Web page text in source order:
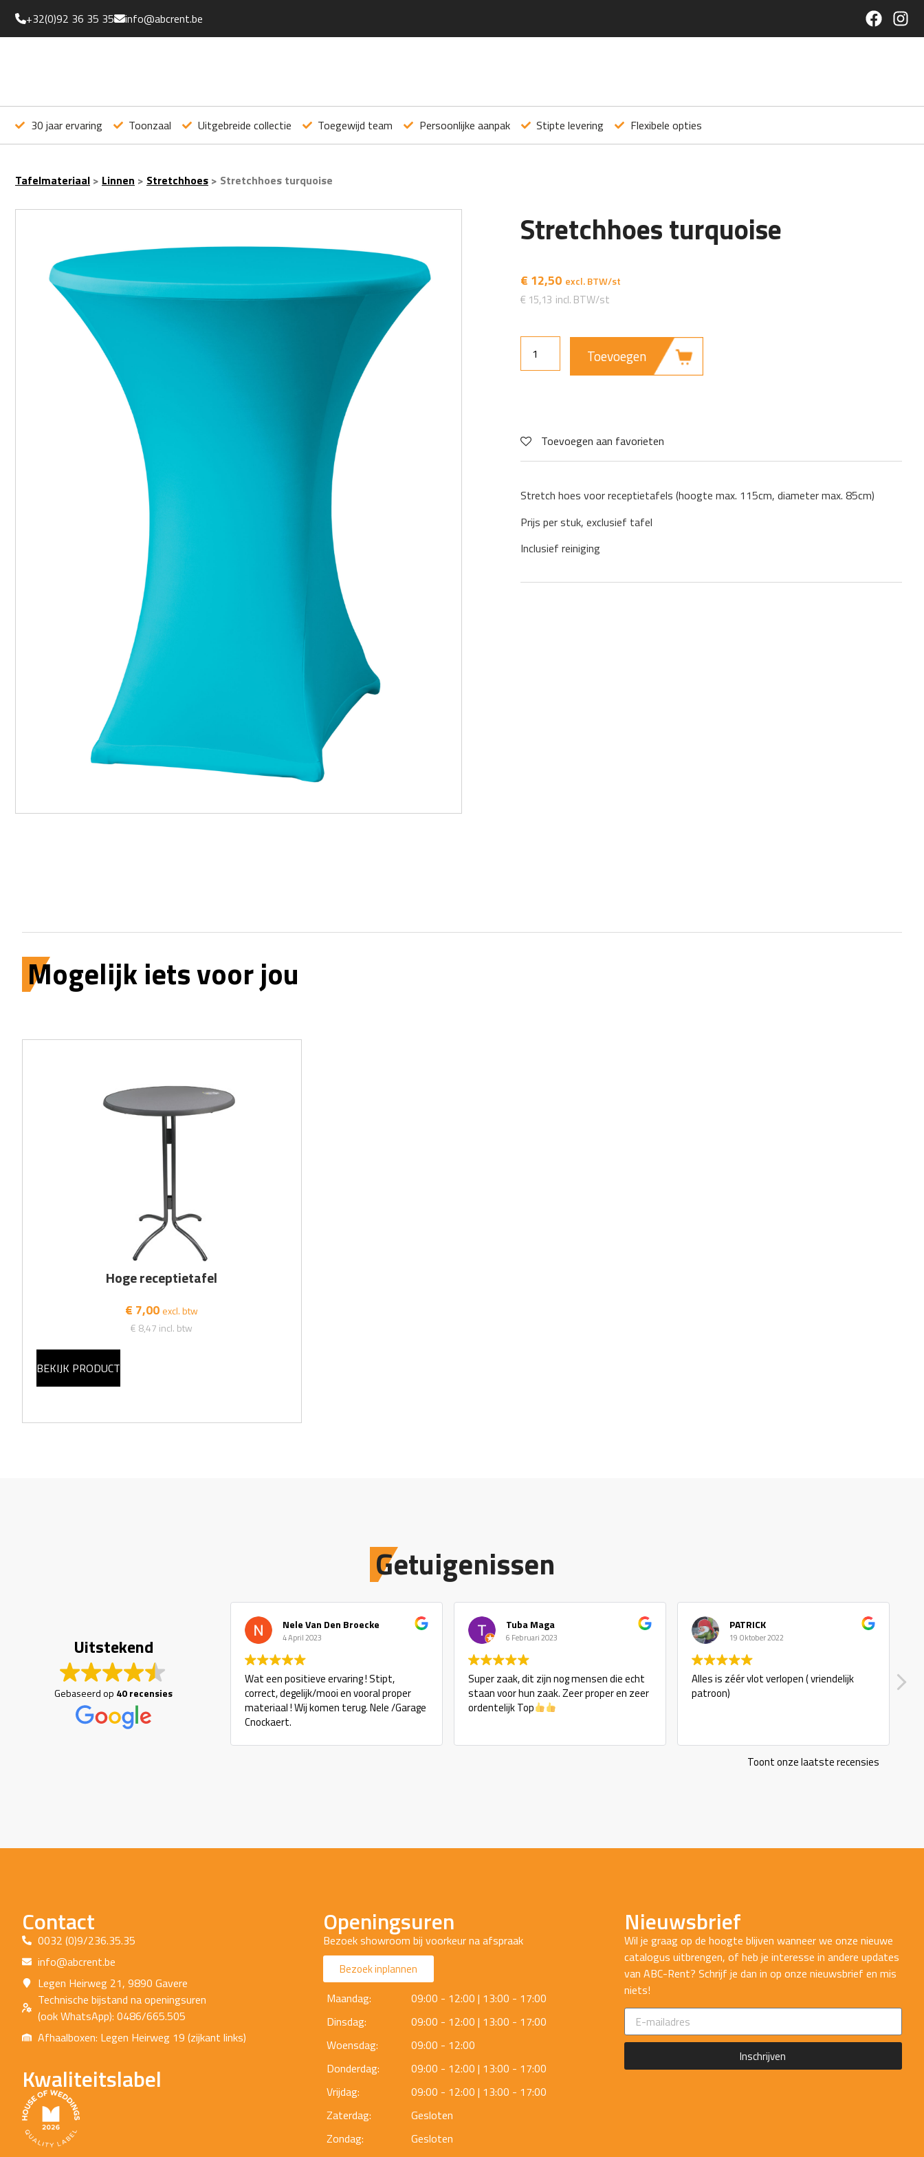
+32(0)92 36 35 35 info@abcrent.be
30 jaar ervaring Toonzaal Uitgebreide collectie Toegewijd team Persoonlijke aanpak Stipte levering Flexibele opties
Tafelmateriaal > Linnen > Stretchhoes > Stretchhoes turquoise
Stretchhoes turquoise
€ 12,50
€ 15,13
Toevoegen
Toevoegen aan favorieten
Stretch hoes voor receptietafels (hoogte max. 115cm, diameter max. 85cm)
Prijs per stuk, exclusief tafel
Inclusief reiniging
Mogelijk iets voor jou
Hoge receptietafel
€ 7,00 excl. btw
€ 8,47 incl. btw
BEKIJK PRODUCT
Getuigenissen
Uitstekend
Gebaseerd op 40 recensies
Nele Van Den Broecke
4 April 2023
Wat een positieve ervaring ! Stipt,
correct, degelijk/mooi en vooral proper
materiaal ! Wij komen terug. Nele /Garage
Cnockaert.
Tuba Maga
6 Februari 2023
Super zaak, dit zijn nog mensen die echt
staan voor hun zaak. Zeer proper en zeer
ordentelijk Top
PATRICK
19 Oktober 2022
Alles is zéér vlot verlopen ( vriendelijk
patroon)
Toont onze laatste recensies
Contact
0032 (0)9/236.35.35
info@abcrent.be
Legen Heirweg 21, 9890 Gavere
Technische bijstand na openingsuren
(ook WhatsApp): 0486/665.505
Afhaalboxen: Legen Heirweg 19 (zijkant links)
Kwaliteitslabel
Openingsuren
Bezoek showroom bij voorkeur na afspraak
Bezoek inplannen
Maandag:
09:00 - 12:00 | 13:00 - 17:00
Dinsdag:
09:00 - 12:00 | 13:00 - 17:00
Woensdag:
09:00 - 12:00
Donderdag:
09:00 - 12:00 | 13:00 - 17:00
Vrijdag:
09:00 - 12:00 | 13:00 - 17:00
Zaterdag:
Gesloten
Zondag:
Gesloten
Nieuwsbrief
Wil je graag op de hoogte blijven wanneer we onze nieuwe
catalogus uitbrengen, of heb je interesse in andere updates
van ABC-Rent? Schrijf je dan in op onze nieuwsbrief en mis
niets!
Inschrijven